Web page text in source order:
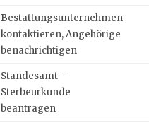
Bestattungsunternehmen
kontaktieren, Angehörige
benachrichtigen
Standesamt –
Sterbeurkunde
beantragen